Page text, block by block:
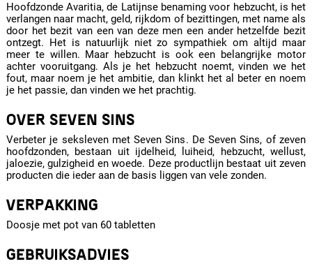
Hoofdzonde Avaritia, de Latijnse benaming voor hebzucht, is het
verlangen naar macht, geld, rijkdom of bezittingen, met name als
door het bezit van een van deze men een ander hetzelfde bezit
ontzegt. Het is natuurlijk niet zo sympathiek om altijd maar
meer te willen. Maar hebzucht is ook een belangrijke motor
achter vooruitgang. Als je het hebzucht noemt, vinden we het
fout, maar noem je het ambitie, dan klinkt het al beter en noem
je het passie, dan vinden we het prachtig.
OVER SEVEN SINS
Verbeter je seksleven met Seven Sins. De Seven Sins, of zeven
hoofdzonden, bestaan uit ijdelheid, luiheid, hebzucht, wellust,
jaloezie, gulzigheid en woede. Deze productlijn bestaat uit zeven
producten die ieder aan de basis liggen van vele zonden.
VERPAKKING
Doosje met pot van 60 tabletten
GEBRUIKSADVIES